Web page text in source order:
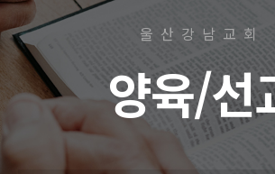
울산강남교회
양육/선